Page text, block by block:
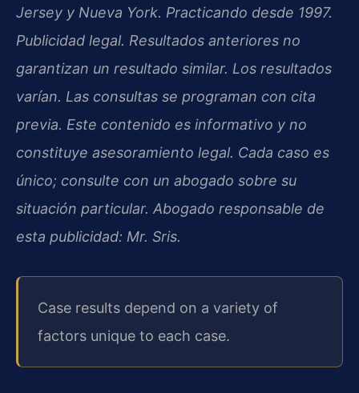
Jersey y Nueva York. Practicando desde 1997.
Publicidad legal. Resultados anteriores no
garantizan un resultado similar. Los resultados
varían. Las consultas se programan con cita
previa. Este contenido es informativo y no
constituye asesoramiento legal. Cada caso es
único; consulte con un abogado sobre su
situación particular. Abogado responsable de
esta publicidad: Mr. Sris.
Case results depend on a variety of
factors unique to each case.